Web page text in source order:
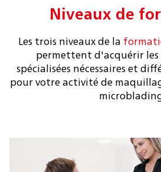
Niveaux de
Les trois niveaux de la
permettent d'acquérir les
spécialisées nécessaires et
pour votre activité de